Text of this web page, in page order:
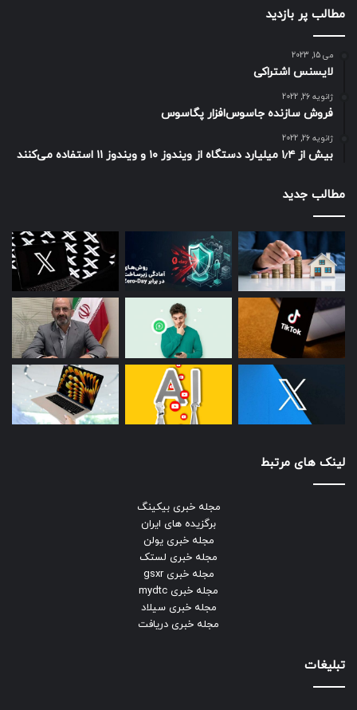
مطالب پر بازدید
می 15, 2023
لایسنس اشتراکی
ژانویه 26, 2022
فروش سازنده جاسوس‌افزار پگاسوس
ژانویه 26, 2022
بیش از ۱٫۴ میلیارد دستگاه از ویندوز ۱۰ و ویندوز ۱۱ استفاده می‌کنند
مطالب جدید
لینک های مرتبط
مجله خبری بیکینگ
برگزیده های ایران
مجله خبری یولن
مجله خبری لستک
مجله خبری gsxr
مجله خبری mydtc
مجله خبری سیلاد
مجله خبری دریافت
تبلیغات